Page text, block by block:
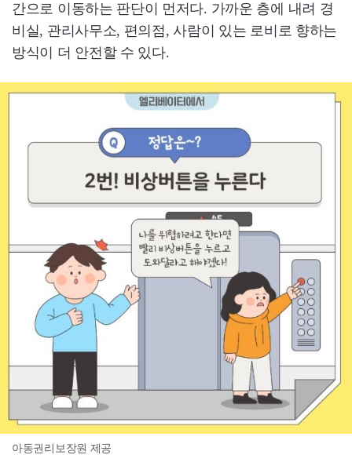
간으로 이동하는 판단이 먼저다. 가까운 층에 내려 경
비실, 관리사무소, 편의점, 사람이 있는 로비로 향하는
방식이 더 안전할 수 있다.
아동권리보장원 제공